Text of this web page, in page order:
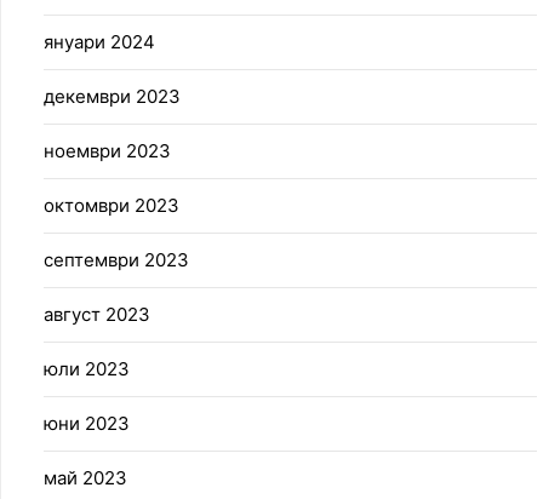
януари 2024
декември 2023
ноември 2023
октомври 2023
септември 2023
август 2023
юли 2023
юни 2023
май 2023